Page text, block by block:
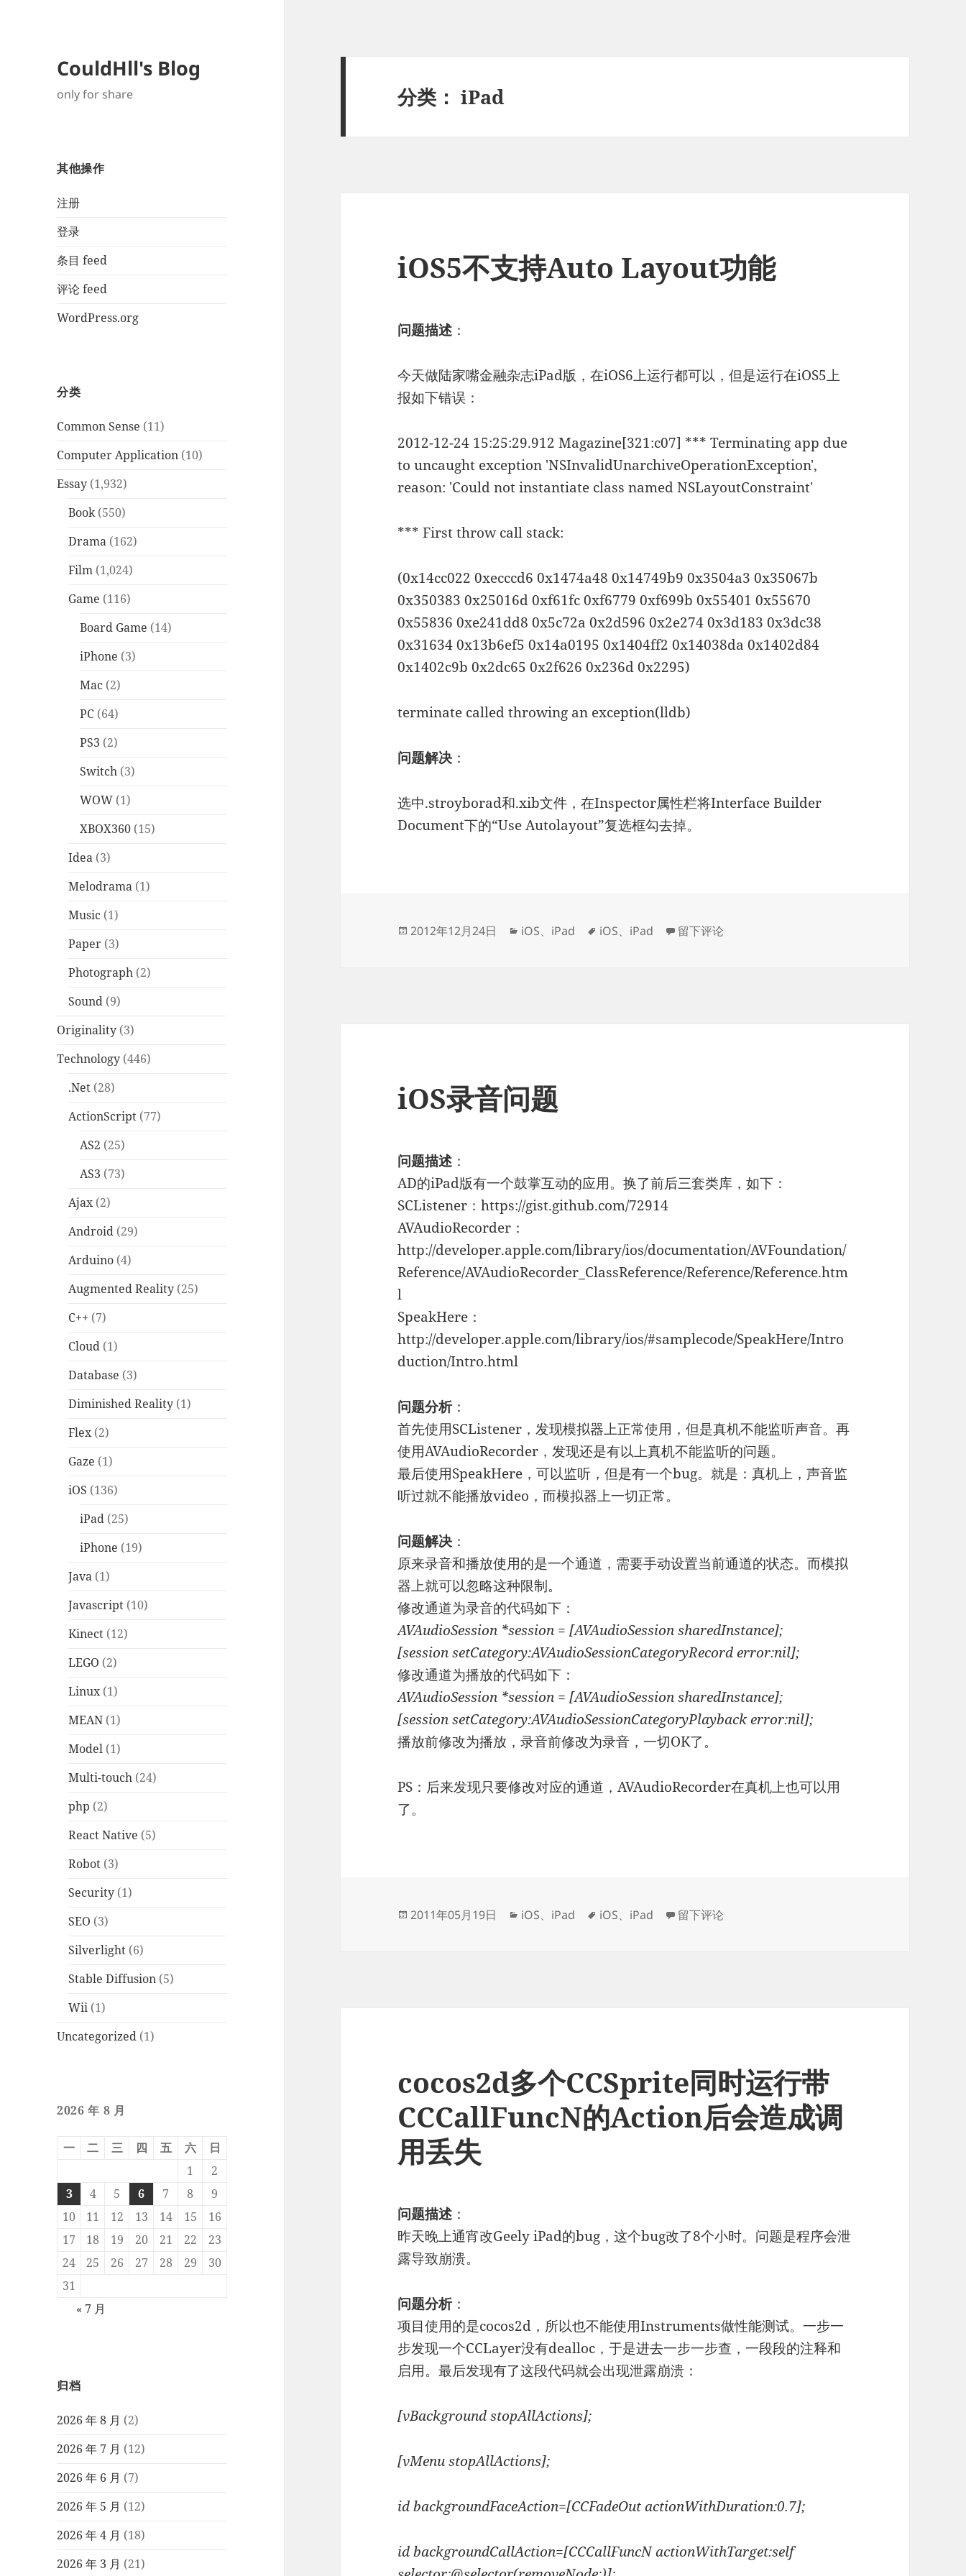
CouldHll's Blog
only for share
其他操作
注册
登录
条目 feed
评论 feed
WordPress.org
分类
Common Sense (11)
Computer Application (10)
Essay (1,932)
Book(550)
Drama (162)
Film (1,024)
Game (116)
Board Game (14)
iPhone (3)
Mac (2)
PC (64)
PS3 (2)
Switch (3)
WOW (1)
XBOX360 (15)
Idea (3)
Melodrama (1)
Music (1)
Paper (3)
Photograph (2)
Sound (9)
Originality (3)
Technology (446)
.Net (28)
ActionScript (77)
AS2 (25)
AS3 (73)
Ajax(2)
Android (29)
Arduino (4)
Augmented Reality (25)
C++ (7)
Cloud (1)
Database (3)
Diminished Reality (1)
Flex(2)
Gaze (1)
iOS (136)
iPad (25)
iPhone (19)
Java (1)
Javascript (10)
Kinect (12)
LEGO (2)
Linux(1)
MEAN (1)
Model (1)
Multi-touch (24)
php (2)
React Native (5)
Robot (3)
Security (1)
SEO (3)
Silverlight (6)
Stable Diffusion (5)
Wii (1)
Uncategorized (1)
2026 年 8 月
一 二 三 四 五 六
日
1
2
3
4 5 6 7 8
9
10
11 12 13 14 15
16
17
18 19 20 21 22
23
24
25 26 27 28 29
30
31
« 7 月
归档
2026 年 8 月 (2)
2026 年 7 月 (12)
2026 年 6 月 (7)
2026 年 5 月 (12)
2026 年 4 月 (18)
2026 年 3 月 (21)
分类：iPad
iOS5不支持Auto Layout功能
问题描述 ：
今天做陆家嘴金融杂志iPad版，在iOS6上运行都可以，但是运行在iOS5上
报如下错误：
2012-12-24 15:25:29.912 Magazine[321:c07] *** Terminating app due
to uncaught exception 'NSInvalidUnarchiveOperationException',
reason: 'Could not instantiate class named NSLayoutConstraint'
*** First throw call stack:
(0x14cc022 0xecccd6 0x1474a48 0x14749b9 0x3504a3 0x35067b
0x350383 0x25016d 0xf61fc 0xf6779 0xf699b 0x55401 0x55670
0x55836 0xe241dd8 0x5c72a 0x2d596 0x2e274 0x3d183 0x3dc38
0x31634 0x13b6ef5 0x14a0195 0x1404ff2 0x14038da 0x1402d84
0x1402c9b 0x2dc65 0x2f626 0x236d 0x2295)
terminate called throwing an exception(lldb)
问题解决 ：
选中.stroyborad和.xib文件，在Inspector属性栏将Interface Builder
Document下的“Use Autolayout”复选框勾去掉。
发
2012年12月24日
分
iOS、 iPad
标
iOS、 iPad 于iOS5不支持Auto Layout功能
留下评论
iOS录音问题
问题描述 ：
AD的iPad版有一个鼓掌互动的应用。换了前后三套类库，如下：
SCListener：https://gist.github.com/72914
AVAudioRecorder：
http://developer.apple.com/library/ios/documentation/AVFoundation/
Reference/AVAudioRecorder_ClassReference/Reference/Reference.htm
l
SpeakHere：
http://developer.apple.com/library/ios/#samplecode/SpeakHere/Intro
duction/Intro.html
问题分析：
首先使用SCListener，发现模拟器上正常使用，但是真机不能监听声音。再
使用AVAudioRecorder，发现还是有以上真机不能监听的问题。
最后使用SpeakHere，可以监听，但是有一个bug。就是：真机上，声音监
听过就不能播放video，而模拟器上一切正常。
问题解决：
原来录音和播放使用的是一个通道，需要手动设置当前通道的状态。而模拟
器上就可以忽略这种限制。
修改通道为录音的代码如下：
AVAudioSession *session = [AVAudioSession sharedInstance];
[session setCategory:AVAudioSessionCategoryRecord error:nil];
修改通道为播放的代码如下：
AVAudioSession *session = [AVAudioSession sharedInstance];
[session setCategory:AVAudioSessionCategoryPlayback error:nil];
播放前修改为播放，录音前修改为录音，一切OK了。
PS：后来发现只要修改对应的通道，AVAudioRecorder在真机上也可以用
了。
发
2011年05月19日
分
iOS、 iPad
标
iOS、 iPad 于iOS录音问题
留下评论
cocos2d多个CCSprite同时运行带
CCCallFuncN的Action后会造成调
用丢失
问题描述 ：
昨天晚上通宵改Geely iPad的bug，这个bug改了8个小时。问题是程序会泄
露导致崩溃。
问题分析：
项目使用的是cocos2d，所以也不能使用Instruments做性能测试。一步一
步发现一个CCLayer没有dealloc，于是进去一步一步查，一段段的注释和
启用。最后发现有了这段代码就会出现泄露崩溃：
[vBackground stopAllActions];
[vMenu stopAllActions];
id backgroundFaceAction=[CCFadeOut actionWithDuration:0.7];
id backgroundCallAction=[CCCallFuncN actionWithTarget:self